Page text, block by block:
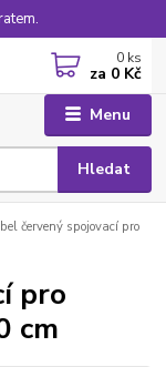
Menu
Hledat
0 ks
za 0 Kč
červený spojovací pro
pro
cm